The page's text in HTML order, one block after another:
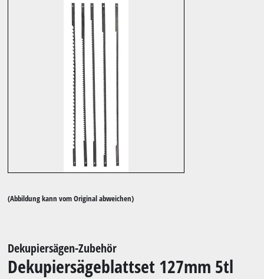
(Abbildung kann vom Original abweichen)
Dekupiersägen-Zubehör
Dekupiersägeblattset 127mm 5tl